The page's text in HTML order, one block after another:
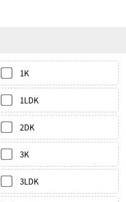
1K
1LDK
2DK
3K
3LDK